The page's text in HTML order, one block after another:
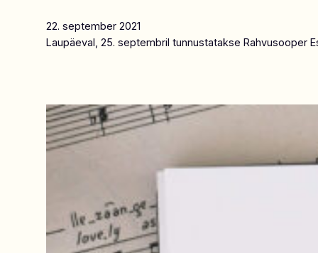
22. september 2021
Laupäeval, 25. septembril tunnustatakse Rahvusooper